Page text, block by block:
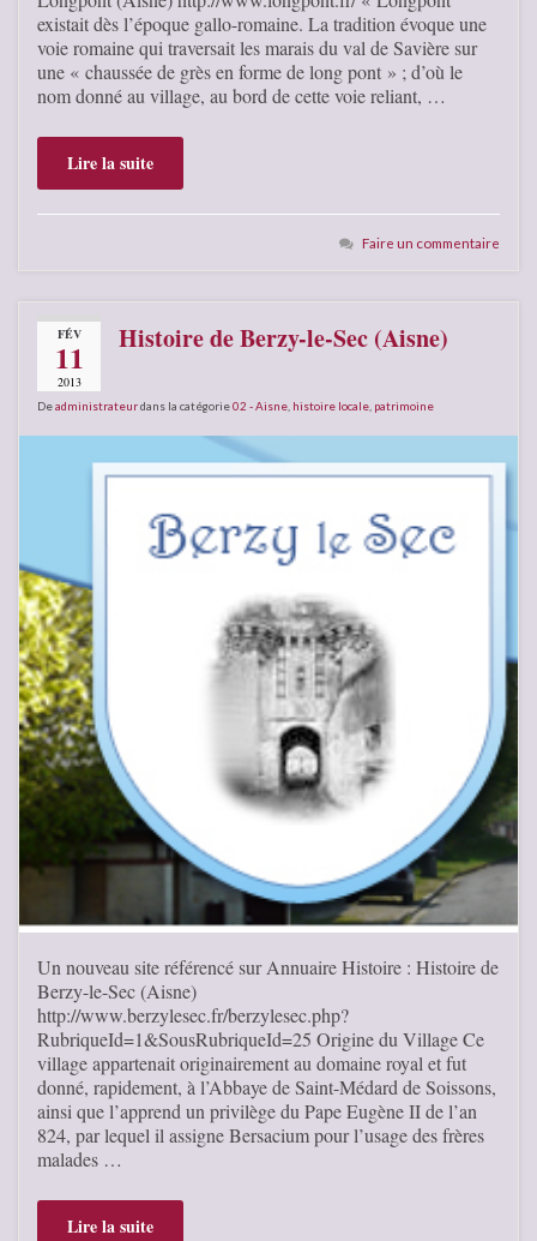
existait dès l’époque gallo-romaine. La tradition évoque une
voie romaine qui traversait les marais du val de Savière sur
une « chaussée de grès en forme de long pont » ; d’où le
nom donné au village, au bord de cette voie reliant, …
Lire la suite
Faire un commentaire
FÉV
11
2013
Histoire de Berzy-le-Sec (Aisne)
Deadministrateurdans la catégorie02 - Aisne histoire locale patrimoine
Un nouveau site référencé sur Annuaire Histoire : Histoire de
Berzy-le-Sec (Aisne)
http://www.berzylesec.fr/berzylesec.php?
RubriqueId=1&SousRubriqueId=25 Origine du Village Ce
village appartenait originairement au domaine royal et fut
donné, rapidement, à l’Abbaye de Saint-Médard de Soissons,
ainsi que l’apprend un privilège du Pape Eugène II de l’an
824, par lequel il assigne Bersacium pour l’usage des frères
malades …
Lire la suite